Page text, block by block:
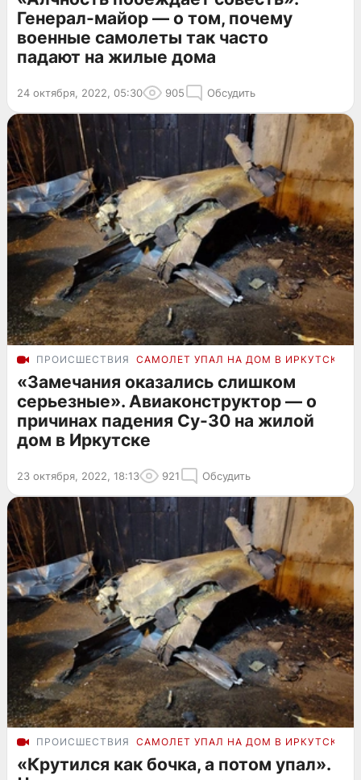
Генерал-майор — о том, почему
военные самолеты так часто
падают на жилые дома
24 октября, 2022, 05:30 905 Обсудить
ПРОИСШЕСТВИЯ САМОЛЕТ УПАЛ НА ДОМ В ИРКУТСКЕ
«Замечания оказались слишком
серьезные». Авиаконструктор — о
причинах падения Су-30 на жилой
дом в Иркутске
23 октября, 2022, 18:13 921 Обсудить
ПРОИСШЕСТВИЯ САМОЛЕТ УПАЛ НА ДОМ В ИРКУТСКЕ
«Крутился как бочка, а потом упал».